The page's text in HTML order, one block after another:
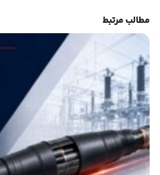
مطالب مرتبط